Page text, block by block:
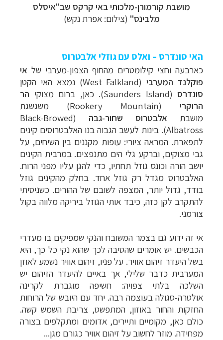
מושבת קורמורן-מלכותי באי קרקס שב"איסלס
מלבינס" (צילום: אפרת נקש)
האי סונדרס – ואלס עם גוזלי אלבטרוס
כארבעה וחצי קילומטרים מהחוף הצפון-מערבי של אי
פוקלנד המערבי(West Falkland) נמצא
האי הקטן
סונדרס (
Saunders Island
). כאן, ברום מצוקי הר
הרוקרי
(Rookery Mountain) משגשגת
מושבת אלבטרוס שחור-גבה (
Black-Browed
Albatross). בינות לעשב הגבוה בנו האלבטרוסים קינים
לתפארת. המראה ציורי: עופות מקננים בין השיחים, על
גבי מצוקים, וברקע גלי הים מתנפצים. במרבית הקינים
יושב הורה וכונס גוזל תחתיו, כדי להגן עליו מפני הרוח.
האלבטרוס מגדל רק גוזל אחד. בחלק מהקינים גוזל
בודד, גדול יותר, המצפה לשובם של ההורים. כשניסיתי
להתקרב לקן כזה, כיבד אותי הגוזל ביריקה מלווה בקול
צורמני.
אי זה ידוע גם בצמר המשובח והנקי שמפיקים בו מעדרי
הכבשים. יש אומרים שהסיבה לכך שהוא נקי כל כך, היא
בשל היעדר זיהום אוויר. על פניו, זיהום אוויר נשמע לאוזן
המערבית כדבר שלילי, אך באיים להיעדר הזיהום יש
השלכה בלתי צפויה: חשיפה מוגברת לקרינה
אולטרה-סגולה בעוצמה רבה. יחד עם היובש של הרוחות
החזקות והחור באוזון, המתפשט, צריבת השמש קשה.
כולם כאן, מקומיים ותיירים, אדומים ומתקלפים בצורה
מפחידה. מוזר לחשוב על זיהום אוויר כגורם מגן...